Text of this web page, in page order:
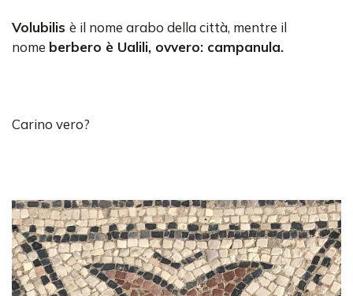
Volubilis è il nome arabo della città, mentre il
nome berbero è Ualili, ovvero: campanula.
Carino vero?